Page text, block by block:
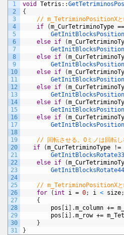
1
2
3
4
5
6
7
8
9
10
11
12
13
14
15
16
17
18
19
20
21
22
23
24
25
26
27
28
29
30
31
void Tetris : :
{
// m_TetriminoPositionXと
if
(m_CurTetriminoType ==
else if (
else if (
else if (
else if (
else if (
else if (
// 回転させる。Oミノは回転
if
(m_CurTetriminoType !=
GetInitBlocksRotate33
else if (
GetInitBlocksRotate44
// m_TetriminoPositionXと
for
( int i = 0; i < size;
{
pos
i .m_column +=
pos
i .m_row +=
}
}